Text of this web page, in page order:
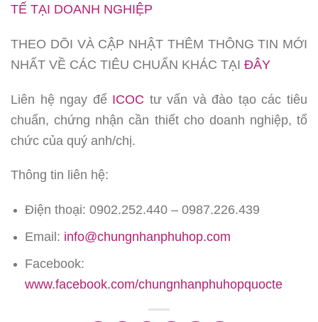
TẾ TẠI DOANH NGHIỆP
THEO DÕI VÀ CẬP NHẬT THÊM THÔNG TIN MỚI
NHẤT VỀ CÁC TIÊU CHUẨN KHÁC TẠI ĐÂY
Liên hệ ngay để ICOC tư vấn và đào tạo các tiêu
chuẩn, chứng nhận cần thiết cho doanh nghiệp, tổ
chức của quý anh/chị.
Thông tin liên hệ:
Điện thoại: 0902.252.440 – 0987.226.439
Email: info@chungnhanphuhop.com
Facebook:
www.facebook.com/chungnhanphuhopquocte